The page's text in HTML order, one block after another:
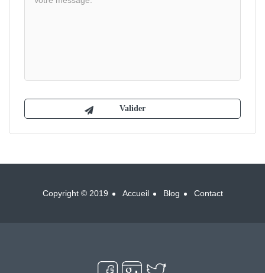
Copyright © 2019 Accueil Blog Contact